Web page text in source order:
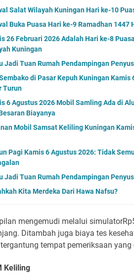
Salat Wilayah Kuningan Hari ke-10
Buka Puasa Hari ke-9 Ramadhan 1447
26 Februari 2026 Adalah Hari ke-8
Kuningan
Jadi Tuan Rumah Pendampingan
di Pasar Kepuh Kuningan Kamis
Turun
6 Agustus 2026 Mobil Samling Ada di
Biayanya
Mobil Samsat Keliling Kuningan
Pagi Kamis 6 Agustus 2026: Tidak
Jadi Tuan Rumah Pendampingan
Kita Merdeka Dari Hawa Nafsu?
mengemudi melalui
Ditambah juga biaya tes
tempat pemeriksaan
Keliling